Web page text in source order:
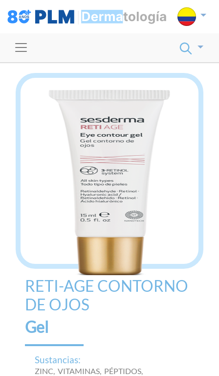
RETI-AGE CONTORNO
DE OJOS
Gel
Sustancias:
ZINC,VITAMINAS, PÉPTIDOS,